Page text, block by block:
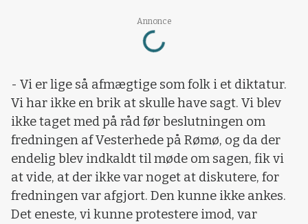
Annonce
Loading...
- Vi er lige så afmægtige som folk i et diktatur.
Vi har ikke en brik at skulle have sagt. Vi blev
ikke taget med på råd før beslutningen om
fredningen af Vesterhede på Rømø, og da der
endelig blev indkaldt til møde om sagen, fik vi
at vide, at der ikke var noget at diskutere, for
fredningen var afgjort. Den kunne ikke ankes.
Det eneste, vi kunne protestere imod, var